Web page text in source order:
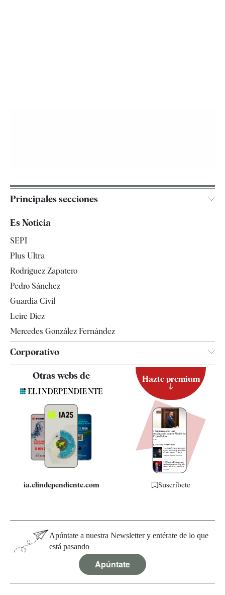
Principales secciones
Televisión
Es Noticia
SEPI
Plus Ultra
Rodríguez Zapatero
Pedro Sánchez
Guardia Civil
Leire Díez
Mercedes González Fernández
Corporativo
Quiénes somos
Especificaciones
Otras webs de
ia.elindependiente.com
Hazte premium
Suscríbete
Apúntate a nuestra Newsletter y entérate de lo que
está pasando
Apúntate